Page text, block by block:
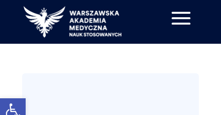
Otwórz pasek narzędzi